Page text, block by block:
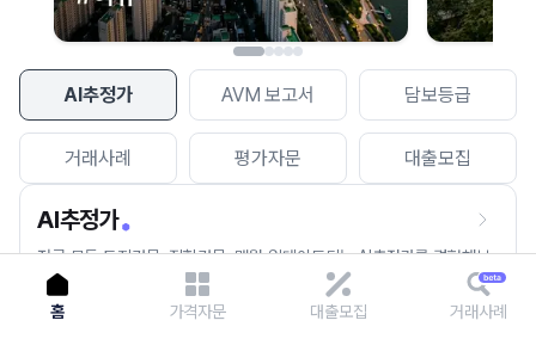
AI추정가 AVM 보고서 담보등급
거래사례 평가자문 대출모집
AI추정가
전국 모든 토지건물, 집합건물, 매월 업데이트되는 AI추정가를 경험해보
세요.
홈 가격자문 대출모집 거래사례